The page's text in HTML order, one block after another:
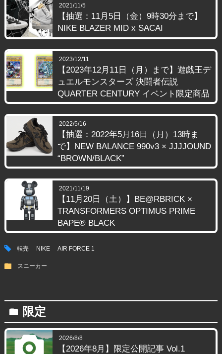
2021/11/5
【抽選：11月5日（金）9時30分まで】
NIKE BLAZER MID x SACAI
2023/12/11
【2023年12月11日（月）まで】遊戯王デ
ュエルモンスターズ 決闘者伝説
QUARTER CENTURY イベント限定商品
2022/5/16
【抽選：2022年5月16日（月）13時ま
で】NEW BALANCE 990v3 × JJJJOUND
“BROWN/BLACK”
2021/11/19
【11月20日（土）】BE@RBRICK ×
TRANSFORMERS OPTIMUS PRIME
BAPE® BLACK
tag 転売 NIKE AIR FORCE 1
folder スニーカー
folder 限定
2026/8/8
【2026年8月】限定公開記事 Vol.1